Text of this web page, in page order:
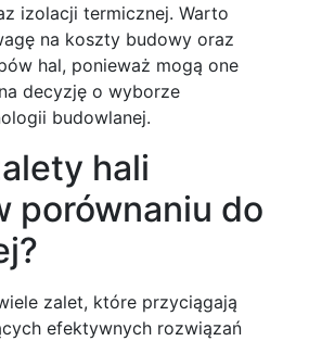
izolacji termicznej. Warto
na koszty budowy oraz
hal, ponieważ mogą one
decyzję o wyborze
budowlanej.
hali
porównaniu do
zalet, które przyciągają
efektywnych rozwiązań